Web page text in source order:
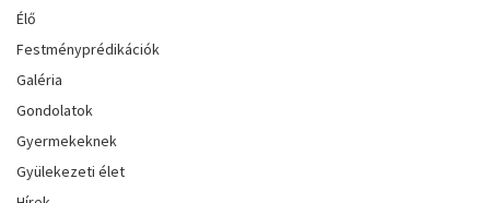
Élő
Festményprédikációk
Galéria
Gondolatok
Gyermekeknek
Gyülekezeti élet